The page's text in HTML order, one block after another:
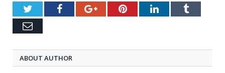
TwitterFacebookGoogle+PinterestLinkedInTumblr
Email
ABOUT AUTHOR